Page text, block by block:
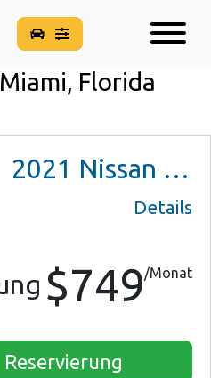
Florida
2021 Nissan Versa SV
Details
$749/Monat
Reservierung